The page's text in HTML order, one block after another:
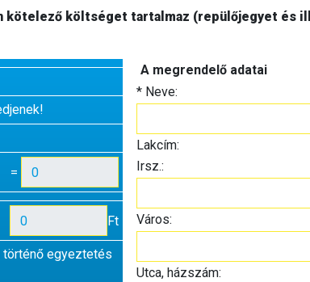
kötelező költséget tartalmaz (repülőjegyet és
=
Ft
történő egyeztetés
A megrendelő adatai
*Neve:
Lakcím:
Irsz.:
Város:
Utca, házszám: